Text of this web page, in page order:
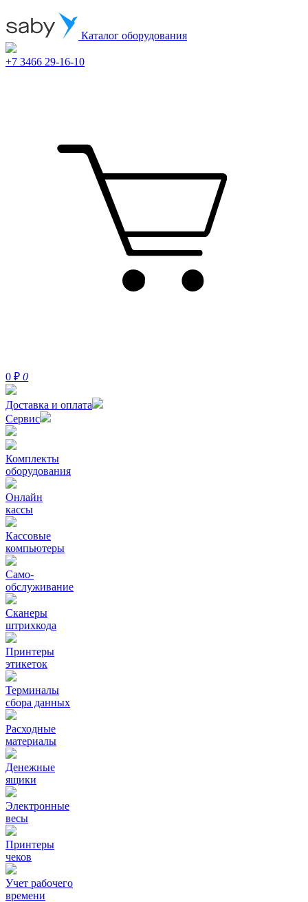
Каталог оборудования
+7 3466 29-16-10
0 ₽ 0
Доставка и оплата
Сервис
Комплекты
оборудования
Онлайн
кассы
Кассовые
компьютеры
Само-
обслуживание
Сканеры
штрихкода
Принтеры
этикеток
Терминалы
сбора данных
Расходные
материалы
Денежные
ящики
Электронные
весы
Принтеры
чеков
Учет рабочего
времени